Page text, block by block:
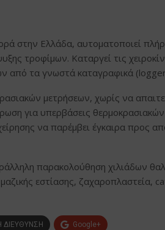
στην Ελλάδα, αυτοματοποιεί
τροφίμων. Καταργεί τις
από τα γνωστά καταγραφικά
μετρήσεων, χωρίς να
για υπερβάσεις
να παρέμβει έγκαιρα προς
παρακολούθηση χιλιάδων
εστίασης, ζαχαροπλαστεία,
ΔΙΕΥΘΥΝΣΗ Google+